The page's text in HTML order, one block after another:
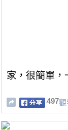
家，很簡單，
497觀